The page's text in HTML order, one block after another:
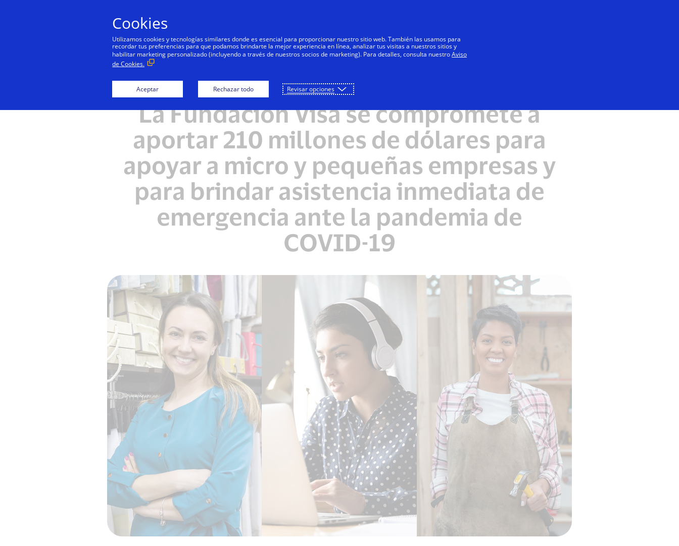
Personas Negocios Innovadores Todos
NOTAS DE PRENSA
La Fundación Visa se compromete a
aportar 210 millones de dólares para
apoyar a micro y pequeñas empresas y
para brindar asistencia inmediata de
emergencia ante la pandemia de
COVID-19
Cookies
Utilizamos cookies y tecnologías similares donde es esencial para proporcionar nuestro sitio web. También las usamos para
recordar tus preferencias para que podamos brindarte la mejor experiencia en línea, analizar tus visitas a nuestros sitios y
habilitar marketing personalizado (incluyendo a través de nuestros socios de marketing). Para detalles, consulta nuestroAviso
de Cookies.
Aceptar Rechazar todo Revisar opciones